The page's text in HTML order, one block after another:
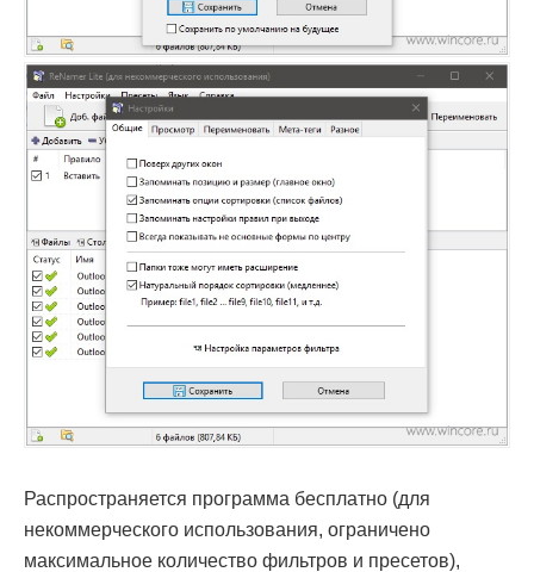
Распространяется программа бесплатно (для
некоммерческого использования, ограничено
максимальное количество фильтров и пресетов),